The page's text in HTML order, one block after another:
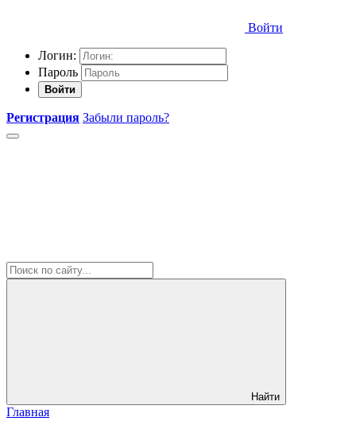
Войти
Логин:
Пароль
Войти
Регистрация Забыли пароль?
Найти
Главная